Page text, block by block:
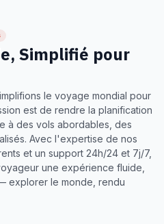
Simplifié pour
le voyage mondial pour
est de rendre la planification
à des vols abordables, des
Avec l'expertise de nos
et un support 24h/24 et 7j/7,
une expérience fluide,
explorer le monde, rendu